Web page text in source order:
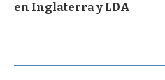
en Inglaterra y LDA